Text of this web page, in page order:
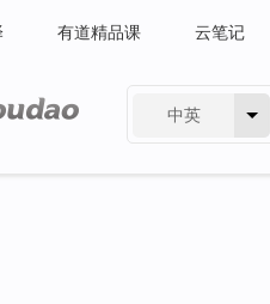
有道精品课 云笔记
中英